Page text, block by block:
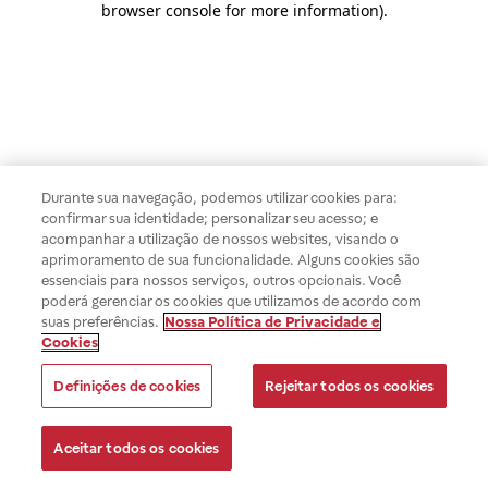
browser console for more information).
Durante sua navegação, podemos utilizar cookies para:
confirmar sua identidade; personalizar seu acesso; e
acompanhar a utilização de nossos websites, visando o
aprimoramento de sua funcionalidade. Alguns cookies são
essenciais para nossos serviços, outros opcionais. Você
poderá gerenciar os cookies que utilizamos de acordo com
suas preferências. Nossa Política de Privacidade e
Cookies
Definições de cookies Rejeitar todos os cookies
Aceitar todos os cookies